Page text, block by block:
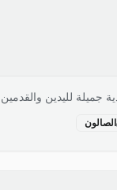
جميلة لليدين والقدمين
الصالون